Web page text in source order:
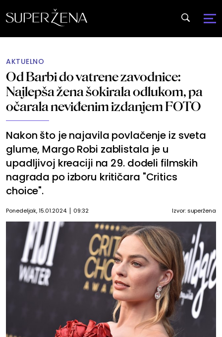
AKTUELNO
Od Barbi do vatrene zavodnice:
Najlepša žena šokirala odlukom, pa
očarala neviđenim izdanjem FOTO
Nakon što je najavila povlačenje iz sveta
glume, Margo Robi zablistala je u
upadljivoj kreaciji na 29. dodeli filmskih
nagrada po izboru kritičara "Critics
choice".
Ponedeljak, 15.01.2024. 09:32 Izvor: superžena